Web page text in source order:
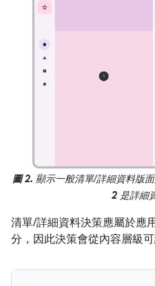
圖 2. 顯示一般清單/詳細資料版面
2 是詳細
清單/詳細資料決策應屬於應
分，因此決策會從內容層級